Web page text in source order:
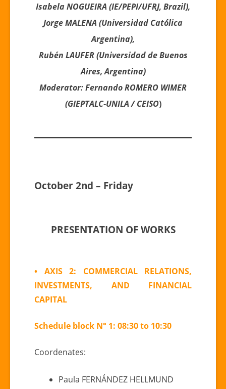
Isabela NOGUEIRA (IE/PEPI/UFRJ, Brazil),
Jorge MALENA (Universidad Católica
Argentina),
Rubén LAUFER (Universidad de Buenos
Aires, Argentina)
Moderator: Fernando ROMERO WIMER
(GIEPTALC-UNILA / CEISO)
October 2nd – Friday
PRESENTATION OF WORKS
• AXIS 2: COMMERCIAL RELATIONS,
INVESTMENTS, AND FINANCIAL
CAPITAL
Schedule block N° 1: 08:30 to 10:30
Coordenates:
Paula FERNÁNDEZ HELLMUND